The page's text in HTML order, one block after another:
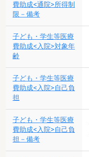
費助成<通院>所得制
限－備考
子ども・学生等医療
費助成<入院>対象年
齢
子ども・学生等医療
費助成<入院>自己負
担
子ども・学生等医療
費助成<入院>自己負
担－備考